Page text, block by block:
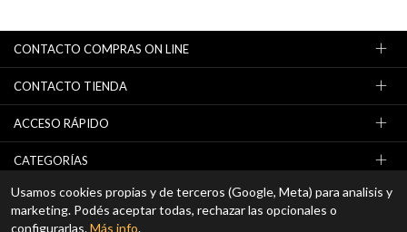
CONTACTO COMPRAS ON LINE
CONTACTO TIENDA
ACCESO RÁPIDO
CATEGORÍAS
NEWSLETTER (OFERTAS / PROMOCIONES)
Usamos cookies propias y de terceros (Google, Meta) para analisis y
marketing. Podés aceptar todas, rechazar las opcionales o
configurarlas.Más info.